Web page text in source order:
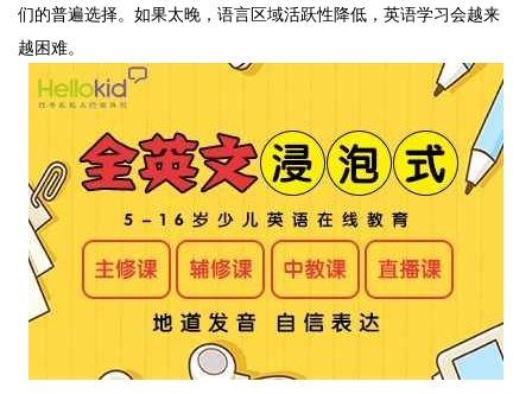
们的普遍选择。如果太晚，语言区域活跃性降低，英语学习会越来
越困难。